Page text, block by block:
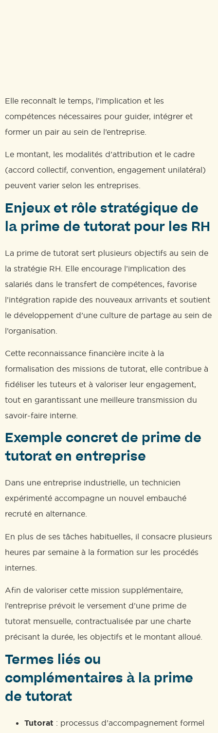
Elle reconnaît le temps, l’implication et les
compétences nécessaires pour guider, intégrer et
former un pair au sein de l’entreprise.
Le montant, les modalités d’attribution et le cadre
(accord collectif, convention, engagement unilatéral)
peuvent varier selon les entreprises.
Enjeux et rôle stratégique de
la prime de tutorat pour les RH
La prime de tutorat sert plusieurs objectifs au sein de
la stratégie RH. Elle encourage l’implication des
salariés dans le transfert de compétences, favorise
l’intégration rapide des nouveaux arrivants et soutient
le développement d’une culture de partage au sein de
l’organisation.
Cette reconnaissance financière incite à la
formalisation des missions de tutorat, elle contribue à
fidéliser les tuteurs et à valoriser leur engagement,
tout en garantissant une meilleure transmission du
savoir-faire interne.
Exemple concret de prime de
tutorat en entreprise
Dans une entreprise industrielle, un technicien
expérimenté accompagne un nouvel embauché
recruté en alternance.
En plus de ses tâches habituelles, il consacre plusieurs
heures par semaine à la formation sur les procédés
internes.
Afin de valoriser cette mission supplémentaire,
l’entreprise prévoit le versement d’une prime de
tutorat mensuelle, contractualisée par une charte
précisant la durée, les objectifs et le montant alloué.
Termes liés ou
complémentaires à la prime
de tutorat
Tutorat : processus d’accompagnement formel